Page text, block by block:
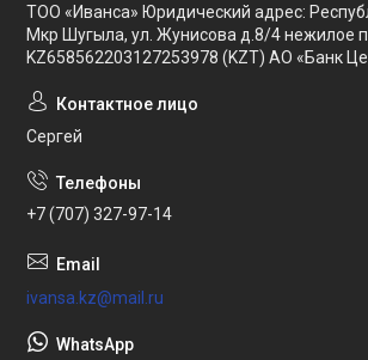
ТОО «Иванса» Юридический адрес:
Мкр Шугыла, ул. Жунисова д.8/4 нежилое
KZ658562203127253978 (KZT) АО «Банк
Сергей
+7 (707) 327-97-14
ivansa.kz@mail.ru